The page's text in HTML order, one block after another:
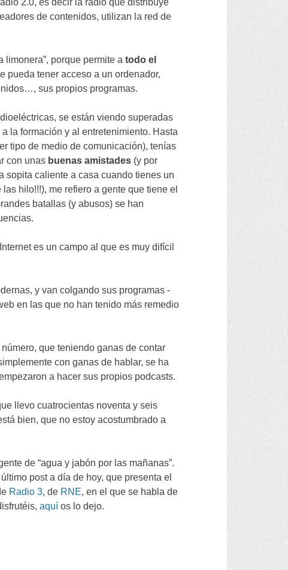
de contenidos, utilizan la red de
limonera”, porque permite a todo el
pueda tener acceso a un ordenador,
…,sus propios programas.
,se están viendo superadas
a la formación y al entretenimiento. Hasta
tipo de medio de comunicación),tenías
con unas buenas amistades (y por
sopita caliente a casa cuando tienes un
las hilo!!!), me refiero a gente que tiene el
batallas (y abusos)se han
.
Internet es un campo al que es muy difícil
,y van colgando sus programas -
en las que no han tenido más remedio
,que teniendo ganas de contar
con ganas de hablar,se ha
a hacer sus propios podcasts.
llevo cuatrocientas noventa y seis
bien,que no estoy acostumbrado a
de “agua y jabón por las mañanas”.
post a día de hoy,que presenta el
Radio 3,de RNE,en el que se habla de
,aquí os lo dejo.